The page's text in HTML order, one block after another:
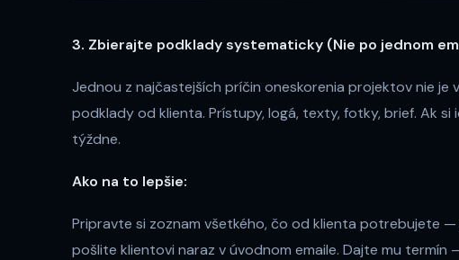
3. Zbierajte podklady systematicky (Nie po jednom
Jednou z najčastejších príčin oneskorenia projektov nie je
podklady od klienta. Prístupy, logá, texty, fotky, brief. Ak
týždne.
Ako na to lepšie:
Pripravte si zoznam všetkého, čo od klienta potrebujete
pošlite klientovi naraz v úvodnom emaile. Dajte mu termín